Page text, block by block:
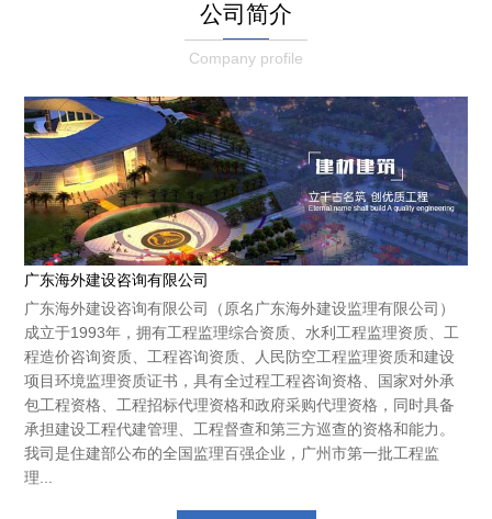
公司简介
Company profile
广东海外建设咨询有限公司
广东海外建设咨询有限公司（原名广东海外建设监理有限公司）
成立于1993年，拥有工程监理综合资质、水利工程监理资质、工
程造价咨询资质、工程咨询资质、人民防空工程监理资质和建设
项目环境监理资质证书，具有全过程工程咨询资格、国家对外承
包工程资格、工程招标代理资格和政府采购代理资格，同时具备
承担建设工程代建管理、工程督查和第三方巡查的资格和能力。
我司是住建部公布的全国监理百强企业，广州市第一批工程监
理...